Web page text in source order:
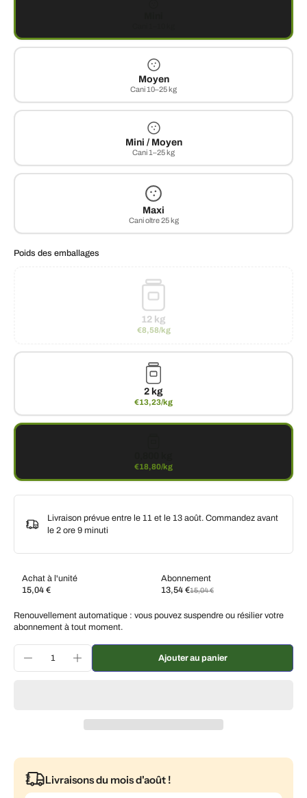
Moyen
Cani 10–25 kg
Mini / Moyen
Cani 1–25 kg
Maxi
Cani oltre 25 kg
Poids des emballages
12 kg
€8,58/kg
2 kg
€13,23/kg
€18,80/kg
Livraison prévue entre le 11 et le 13 août. Commandez avant
le 2 ore 9 minuti
Achat à l'unité
15,04 €
Abonnement
13,54 €15,04 €
Abonnez-vous et économisez
Livraison toutes les deux semaines, 10 % de
Livraison toutes les 3 semaines, 7 % de réduction
Livraison tous les mois, 5 % de réduction
€14,29 EUR
Renouvellement automatique : vous pouvez suspendre ou résilier votre
abonnement à tout moment.
Ajouter au panier
Livraisons du mois d'août !